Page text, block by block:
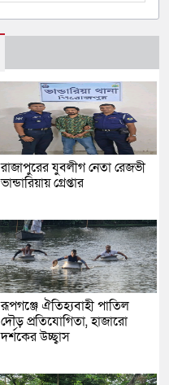
রাজাপুরের যুবলীগ নেতা রেজভী
ভান্ডারিয়ায় গ্রেপ্তার
রূপগঞ্জে ঐতিহ্যবাহী পাতিল
দৌড় প্রতিযোগিতা, হাজারো
দর্শকের উচ্ছ্বাস